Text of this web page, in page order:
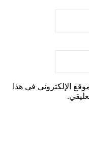
في هذا